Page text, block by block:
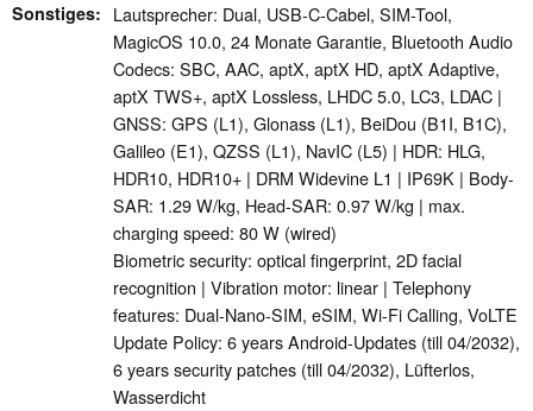
Sonstiges
Lautsprecher: Dual, USB-C-Cabel, SIM-Tool,
MagicOS 10.0, 24 Monate Garantie, Bluetooth Audio
Codecs: SBC, AAC, aptX, aptX HD, aptX Adaptive,
aptX TWS+, aptX Lossless, LHDC 5.0, LC3, LDAC |
GNSS: GPS (L1), Glonass (L1), BeiDou (B1I, B1C),
Galileo (E1), QZSS (L1), NavIC (L5) | HDR: HLG,
HDR10, HDR10+ | DRM Widevine L1 | IP69K | Body-
SAR: 1.29 W/kg, Head-SAR: 0.97 W/kg | max.
charging speed: 80 W (wired)
Biometric security: optical fingerprint, 2D facial
recognition | Vibration motor: linear | Telephony
features: Dual-Nano-SIM, eSIM, Wi-Fi Calling, VoLTE
Update Policy: 6 years Android-Updates (till 04/2032),
6 years security patches (till 04/2032), Lüfterlos,
Wasserdicht